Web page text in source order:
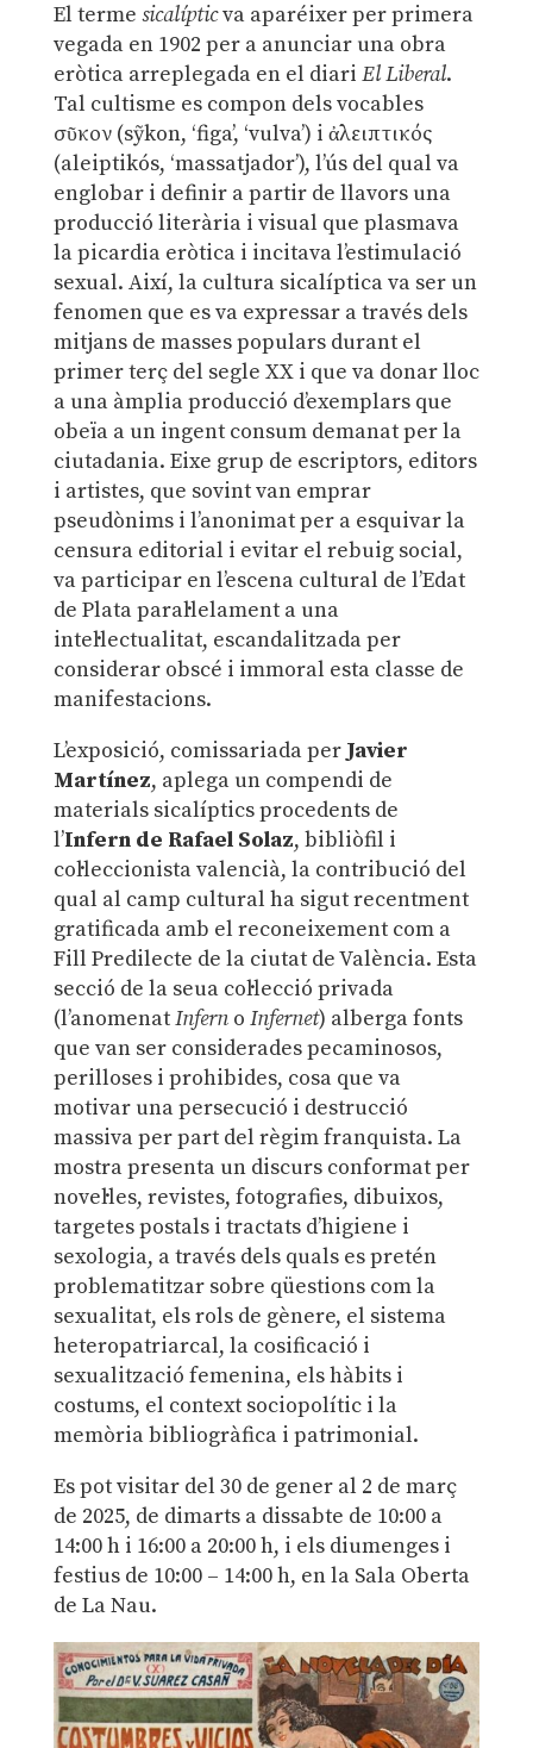
El terme sicalípticva aparéixer per primera
vegada en 1902 per a anunciar una obra
eròtica arreplegada en el diari El Liberal.
Tal cultisme es compon dels vocables
σῦκον (sỹkon, ‘figa’, ‘vulva’) i ἀλειπτικός
(aleiptikós, ‘massatjador’), l’ús del qual va
englobar i definir a partir de llavors una
producció literària i visual que plasmava
la picardia eròtica i incitava l’estimulació
sexual. Així, la cultura sicalíptica va ser un
fenomen que es va expressar a través dels
mitjans de masses populars durant el
primer terç del segle XX i que va donar lloc
a una àmplia producció d’exemplars que
obeïa a un ingent consum demanat per la
ciutadania. Eixe grup de escriptors, editors
i artistes, que sovint van emprar
pseudònims i l’anonimat per a esquivar la
censura editorial i evitar el rebuig social,
va participar en l’escena cultural de l’Edat
de Plata paral·lelament a una
intel·lectualitat, escandalitzada per
considerar obscé i immoral esta classe de
manifestacions.
L’exposició, comissariada per Javier
Martínez, aplega un compendi de
materials sicalíptics procedents de
l’Infern de Rafael Solaz, bibliòfil i
col·leccionista valencià, la contribució del
qual al camp cultural ha sigut recentment
gratificada amb el reconeixement com a
Fill Predilecte de la ciutat de València. Esta
secció de la seua col·lecció privada
(l’anomenatInferno Infernet) alberga fonts
que van ser considerades pecaminosos,
perilloses i prohibides, cosa que va
motivar una persecució i destrucció
massiva per part del règim franquista. La
mostra presenta un discurs conformat per
novel·les, revistes, fotografies, dibuixos,
targetes postals i tractats d’higiene i
sexologia, a través dels quals es pretén
problematitzar sobre qüestions com la
sexualitat, els rols de gènere, el sistema
heteropatriarcal, la cosificació i
sexualització femenina, els hàbits i
costums, el context sociopolític i la
memòria bibliogràfica i patrimonial.
Es pot visitar del 30 de gener al 2 de març
de 2025, de dimarts a dissabte de 10:00 a
14:00 h i 16:00 a 20:00 h, i els diumenges i
festius de 10:00 – 14:00 h, en la Sala Oberta
de La Nau.